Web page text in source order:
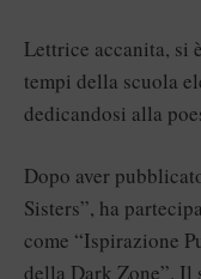
Lettrice accanita, si
tempi della scuola
dedicandosi alla
Dopo aver
Sisters”, ha
come “Ispirazione
della Dark Zone”. Il